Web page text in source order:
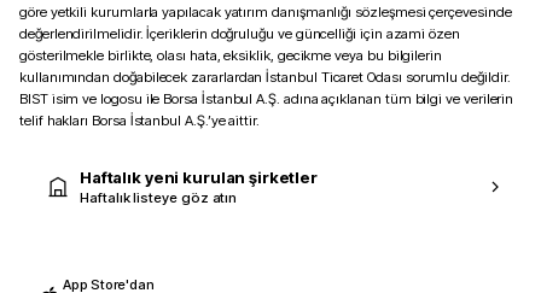
göre yetkili kurumlarla yapılacak yatırım danışmanlığı sözleşmesi çerçevesinde
değerlendirilmelidir. İçeriklerin doğruluğu ve güncelliği için azami özen
gösterilmekle birlikte, olası hata, eksiklik, gecikme veya bu bilgilerin
kullanımından doğabilecek zararlardan İstanbul Ticaret Odası sorumlu değildir.
BIST isim ve logosu ile Borsa İstanbul A.Ş. adına açıklanan tüm bilgi ve verilerin
telif hakları Borsa İstanbul A.Ş.’ye aittir.
Haftalık yeni kurulan şirketler
Haftalık listeye göz atın
App Store'dan